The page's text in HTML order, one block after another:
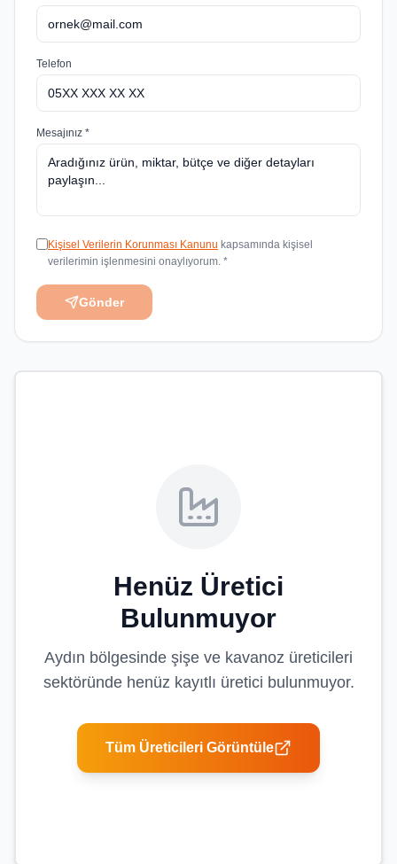
Telefon
Mesajınız *
Kişisel Verilerin Korunması Kanunu kapsamında kişisel
verilerimin işlenmesini onaylıyorum. *
Gönder
Henüz Üretici
Bulunmuyor
Aydın bölgesinde şişe ve kavanoz üreticileri
sektöründe henüz kayıtlı üretici bulunmuyor.
Tüm Üreticileri Görüntüle